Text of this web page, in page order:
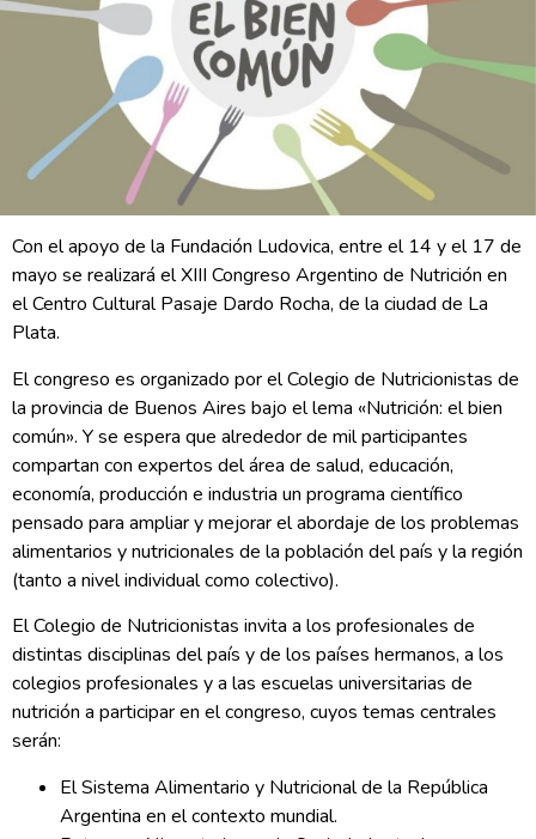
Con el apoyo de la Fundación Ludovica, entre el 14 y el 17 de
mayo se realizará el XIII Congreso Argentino de Nutrición en
el Centro Cultural Pasaje Dardo Rocha, de la ciudad de La
Plata.
El congreso es organizado por el Colegio de Nutricionistas de
la provincia de Buenos Aires bajo el lema «Nutrición: el bien
común». Y se espera que alrededor de mil participantes
compartan con expertos del área de salud, educación,
economía, producción e industria un programa científico
pensado para ampliar y mejorar el abordaje de los problemas
alimentarios y nutricionales de la población del país y la región
(tanto a nivel individual como colectivo).
El Colegio de Nutricionistas invita a los profesionales de
distintas disciplinas del país y de los países hermanos, a los
colegios profesionales y a las escuelas universitarias de
nutrición a participar en el congreso, cuyos temas centrales
serán:
El Sistema Alimentario y Nutricional de la República
Argentina en el contexto mundial.